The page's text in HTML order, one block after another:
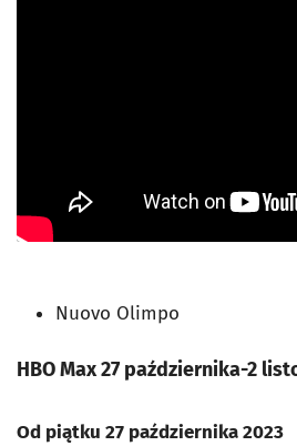
Nuovo Olimpo
HBO Max 27 października-2
Od piątku 27 października 2023